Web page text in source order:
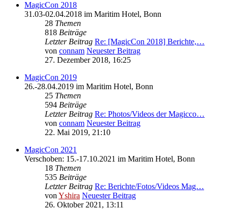
MagicCon 2018
31.03-02.04.2018 im Maritim Hotel, Bonn
28 Themen
818 Beiträge
Letzter Beitrag Re: [MagicCon 2018] Berichte,…
von connam Neuester Beitrag
27. Dezember 2018, 16:25
MagicCon 2019
26.-28.04.2019 im Maritim Hotel, Bonn
25 Themen
594 Beiträge
Letzter Beitrag Re: Photos/Videos der Magicco…
von connam Neuester Beitrag
22. Mai 2019, 21:10
MagicCon 2021
Verschoben: 15.-17.10.2021 im Maritim Hotel, Bonn
18 Themen
535 Beiträge
Letzter Beitrag Re: Berichte/Fotos/Videos Mag…
von Yshira Neuester Beitrag
26. Oktober 2021, 13:11